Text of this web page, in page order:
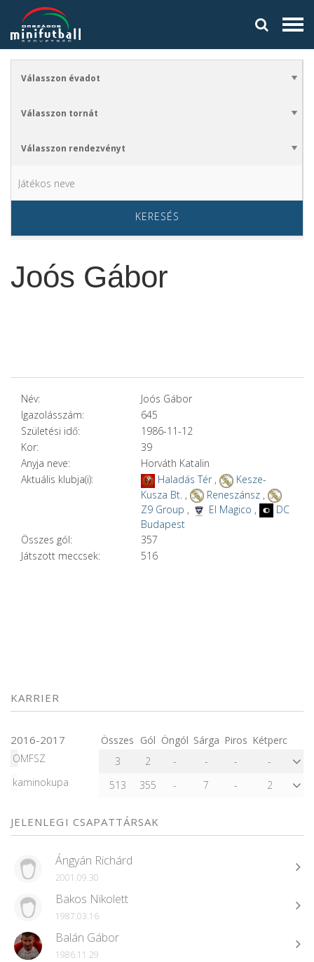
KERESÉS
Joós Gábor
Név:
Joós Gábor
Igazolásszám:
645
Születési idő:
1986-11-12
Kor:
39
Anyja neve:
Horváth Katalin
Aktuális klubja(i):
Haladás Tér,
Kesze-
Kusza Bt. , Reneszánsz,
Z9 Group , El Magico ,
DC
Budapest
Összes gól:
357
Játszott meccsek:
516
KARRIER
2016-2017 Összes Gól Öngól Sárga Piros Kétperc
OMFSZ
3 2 - - -
-
kaminokupa
513 355 - 7 - 2
JELENLEGI CSAPATTÁRSAK
Ángyán Richárd
2001.09.30
Bakos Nikolett
1987.03.16
Balán Gábor
1986.11.29